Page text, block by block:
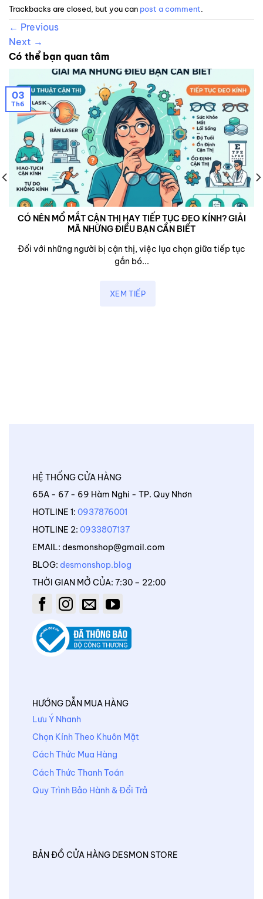
Trackbacks are closed, but you can post a comment
← Previous
Next →
Có thể bạn quan tâm
CÓ NÊN MỔ MẮT CẬN THỊ HAY TIẾP TỤC ĐEO KÍNH? GIẢI
MÃ NHỮNG ĐIỀU BẠN CẦN BIẾT
Đối với những người bị cận thị, việc lụa chọn giữa tiếp tục
gắn bó...
XEM TIẾP
03
Th6
HỆ THỐNG CỬA HÀNG
65A - 67 - 69 Hàm Nghi - TP. Quy Nhơn
HOTLINE 1: 0937876001
HOTLINE 2: 0933807137
EMAIL: desmonshop@gmail.com
BLOG: desmonshop.blog
THỜI GIAN MỞ CỦA: 7:30 – 22:00
HƯỚNG DẪN MUA HÀNG
Lưu Ý Nhanh
Chọn Kính Theo Khuôn Mặt
Cách Thức Mua Hàng
Cách Thức Thanh Toán
Quy Trình Bảo Hành & Đổi Trả
BẢN ĐỒ CỬA HÀNG DESMON STORE